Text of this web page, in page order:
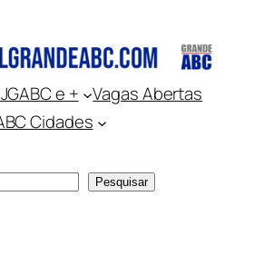
e +
Vagas Abertas
Cidades
Pesquisar